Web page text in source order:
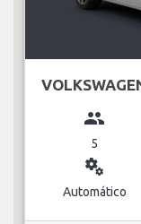
group
5
miscellaneous_services
Automático